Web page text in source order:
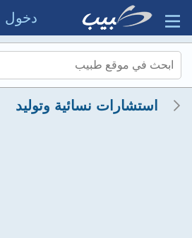
دخول
استشارات نسائية وتوليد